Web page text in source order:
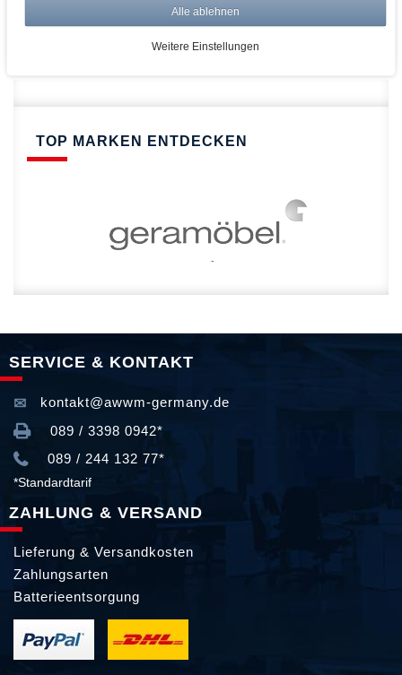
Schnelle Lieferung
TOP MARKEN ENTDECKEN
SERVICE & KONTAKT
kontakt@awwm-germany.de
089 / 3398 0942*
089 / 244 132 77*
*Standardtarif
ZAHLUNG & VERSAND
Lieferung & Versandkosten
Zahlungsarten
Batterieentsorgung
Alle ablehnen
Weitere Einstellungen